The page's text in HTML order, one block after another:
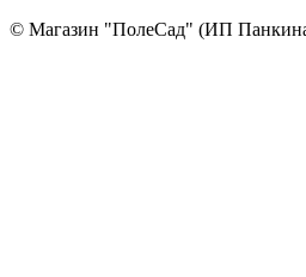
© Магазин "ПолеСад" (ИП